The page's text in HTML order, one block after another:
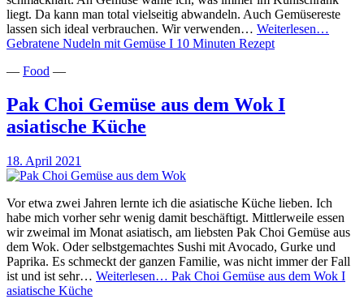
liegt. Da kann man total vielseitig abwandeln. Auch Gemüsereste
lassen sich ideal verbrauchen. Wir verwenden… Weiterlesen…
Gebratene Nudeln mit Gemüse I 10 Minuten Rezept
— Food —
Pak Choi Gemüse aus dem Wok I
asiatische Küche
18. April 2021
Vor etwa zwei Jahren lernte ich die asiatische Küche lieben. Ich
habe mich vorher sehr wenig damit beschäftigt. Mittlerweile essen
wir zweimal im Monat asiatisch, am liebsten Pak Choi Gemüse aus
dem Wok. Oder selbstgemachtes Sushi mit Avocado, Gurke und
Paprika. Es schmeckt der ganzen Familie, was nicht immer der Fall
ist und ist sehr… Weiterlesen… Pak Choi Gemüse aus dem Wok I
asiatische Küche